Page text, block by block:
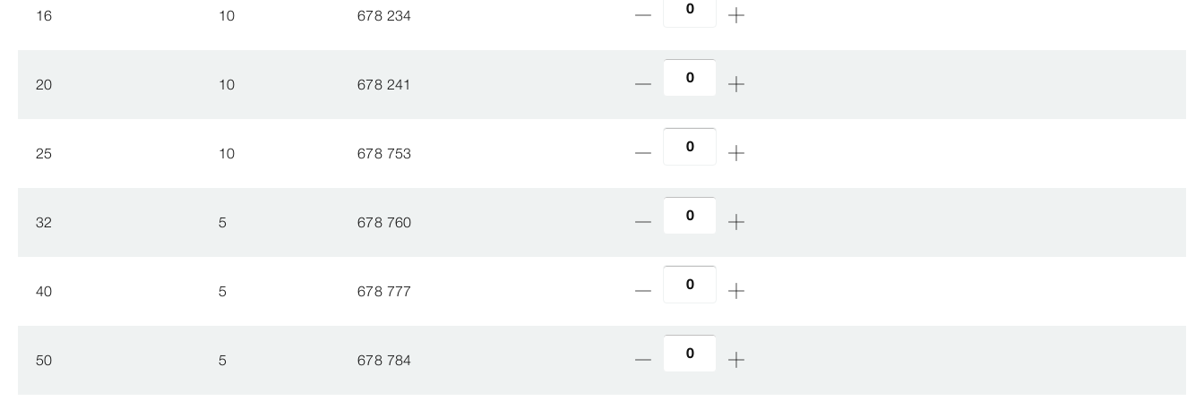
16 10 678 234
20 10 678 241
25 10 678 753
32 5 678 760
40 5 678 777
50 5 678 784